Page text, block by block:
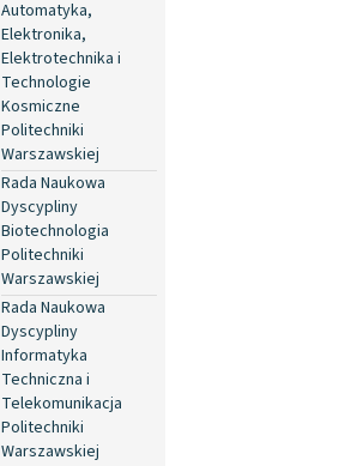
Automatyka,
Elektronika,
Elektrotechnika i
Technologie
Kosmiczne
Politechniki
Warszawskiej
Rada Naukowa
Dyscypliny
Biotechnologia
Politechniki
Warszawskiej
Rada Naukowa
Dyscypliny
Informatyka
Techniczna i
Telekomunikacja
Politechniki
Warszawskiej